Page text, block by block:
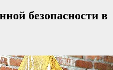
безопасности в